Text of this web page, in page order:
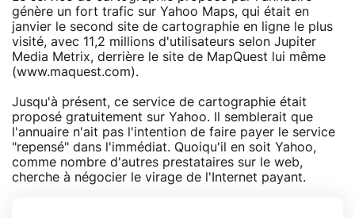
génère un fort trafic sur Yahoo Maps, qui était en
janvier le second site de cartographie en ligne le plus
visité, avec 11,2 millions d'utilisateurs selon Jupiter
Media Metrix, derrière le site de MapQuest lui même
(www.maquest.com).
Jusqu'à présent, ce service de cartographie était
proposé gratuitement sur Yahoo. Il semblerait que
l'annuaire n'ait pas l'intention de faire payer le service
"repensé" dans l'immédiat. Quoiqu'il en soit Yahoo,
comme nombre d'autres prestataires sur le web,
cherche à négocier le virage de l'Internet payant.